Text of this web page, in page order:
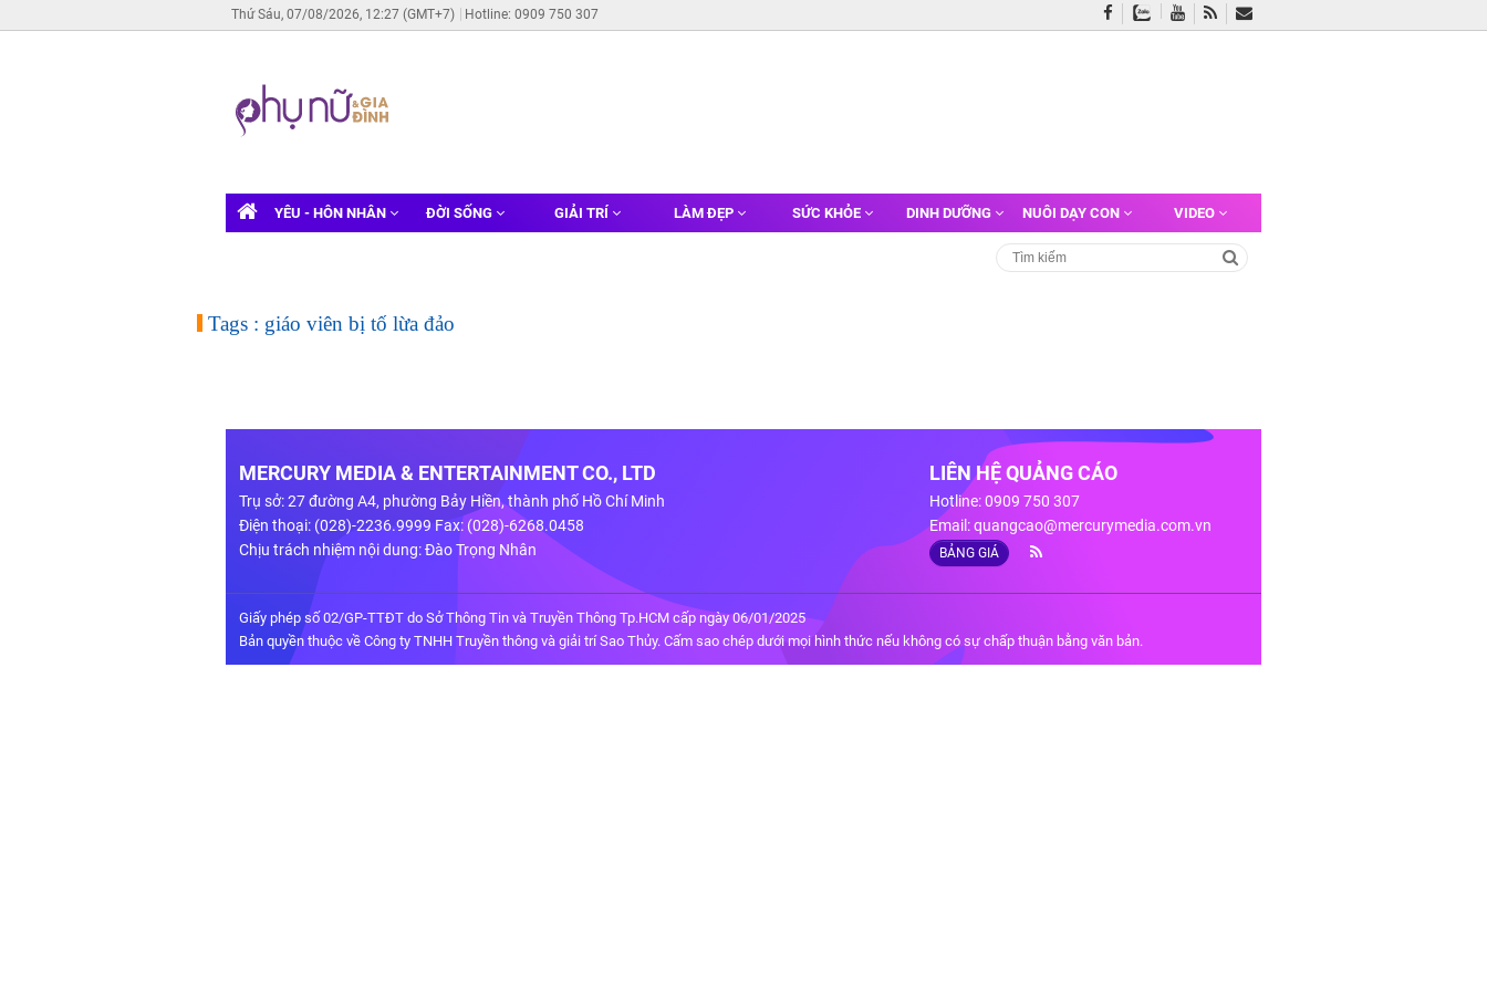
Thứ Sáu, 07/08/2026, 12:27 (GMT+7) Hotline: 0909 750 307
YÊU - HÔN NHÂN ĐỜI SỐNG GIẢI TRÍ LÀM ĐẸP SỨC KHỎE DINH DƯỠNG NUÔI DẠY CON VIDEO
Tags : giáo viên bị tố lừa đảo
MERCURY MEDIA & ENTERTAINMENT CO., LTD
Trụ sở: 27 đường A4, phường Bảy Hiền, thành phố Hồ Chí Minh
Điện thoại: (028)-2236.9999 Fax: (028)-6268.0458
Chịu trách nhiệm nội dung: Đào Trọng Nhân
LIÊN HỆ QUẢNG CÁO
Hotline: 0909 750 307
Email:quangcao@mercurymedia.com.vn
BẢNG GIÁ
Giấy phép số 02/GP-TTĐT do Sở Thông Tin và Truyền Thông Tp.HCM cấp ngày 06/01/2025
Bản quyền thuộc về Công ty TNHH Truyền thông và giải trí Sao Thủy. Cấm sao chép dưới mọi hình thức nếu không có sự chấp thuận bằng văn bản.